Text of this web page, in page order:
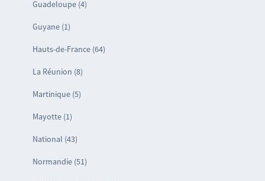
Guadeloupe (4)
Guyane (1)
Hauts-de-France (64)
La Réunion (8)
Martinique (5)
Mayotte (1)
National (43)
Normandie (51)